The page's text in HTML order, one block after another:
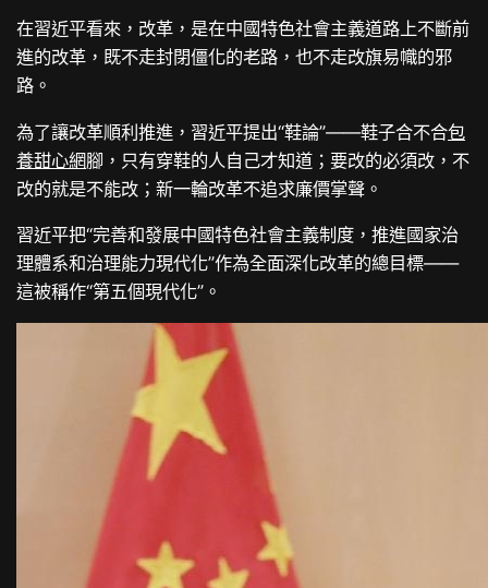
在習近平看來，改革，是在中國特色社會主義道路上不斷前
進的改革，既不走封閉僵化的老路，也不走改旗易幟的邪
路。
為了讓改革順利推進，習近平提出“鞋論”——鞋子合不合包
養甜心網腳，只有穿鞋的人自己才知道；要改的必須改，不
改的就是不能改；新一輪改革不追求廉價掌聲。
習近平把“完善和發展中國特色社會主義制度，推進國家治
理體系和治理能力現代化”作為全面深化改革的總目標——
這被稱作“第五個現代化”。